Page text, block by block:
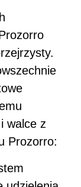
walce z
Prozorro: